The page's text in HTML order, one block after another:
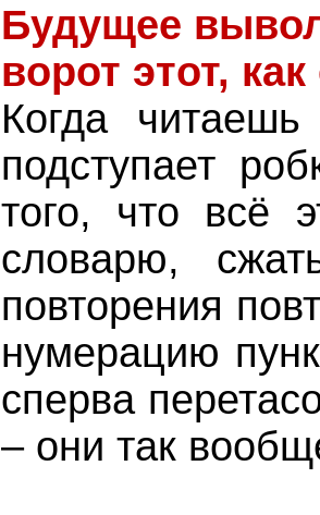
Будущее
ворот этот, как
Когда
подступает
того, что всё
словарю,
повторения
нумерацию
сперва
– они так